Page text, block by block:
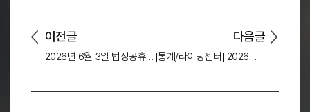
이전글
2026년 6월 3일 법정공휴일 휴무 안내
다음글
[통계/라이팅센터] 2026학년도 HYCU 학업실태조사 안내